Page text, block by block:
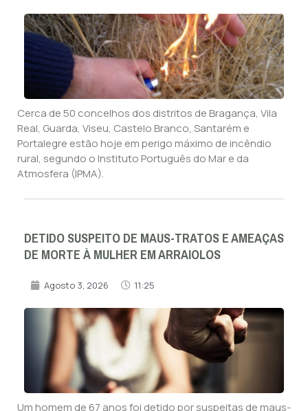
Cerca de 50 concelhos dos distritos de Bragança, Vila
Real, Guarda, Viseu, Castelo Branco, Santarém e
Portalegre estão hoje em perigo máximo de incêndio
rural, segundo o Instituto Português do Mar e da
Atmosfera (IPMA).
DETIDO SUSPEITO DE MAUS-TRATOS E AMEAÇAS
DE MORTE À MULHER EM ARRAIOLOS
Agosto 3, 2026 11:25
Um homem de 67 anos foi detido por suspeitas de maus-